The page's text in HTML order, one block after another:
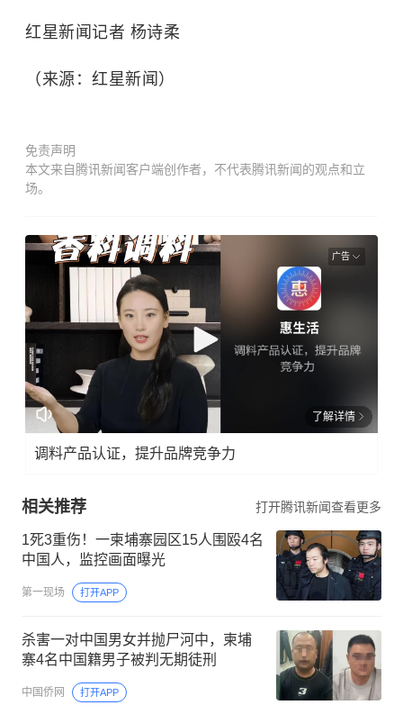
红星新闻记者 杨诗柔
（来源：红星新闻）
免责声明
本文来自腾讯新闻客户端创作者，不代表腾讯新闻的观点和立
场。
广告
了解详情
调料产品认证，提升品牌竞争力
相关推荐 打开腾讯新闻查看更多
1死3重伤！一柬埔寨园区15人围殴4名
中国人，监控画面曝光
第一现场 打开APP
杀害一对中国男女并抛尸河中，柬埔
寨4名中国籍男子被判无期徒刑
中国侨网 打开APP